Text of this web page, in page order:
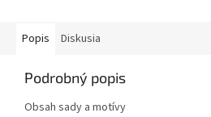
Popis Diskusia
Podrobný popis
Obsah sady a motívy